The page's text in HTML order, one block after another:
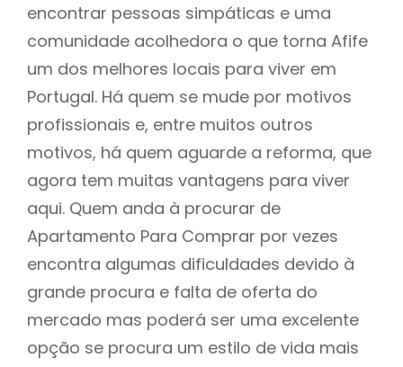
encontrar pessoas simpáticas e uma
comunidade acolhedora o que torna Afife
um dos melhores locais para viver em
Portugal. Há quem se mude por motivos
profissionais e, entre muitos outros
motivos, há quem aguarde a reforma, que
agora tem muitas vantagens para viver
aqui. Quem anda à procurar de
Apartamento Para Comprar por vezes
encontra algumas dificuldades devido à
grande procura e falta de oferta do
mercado mas poderá ser uma excelente
opção se procura um estilo de vida mais